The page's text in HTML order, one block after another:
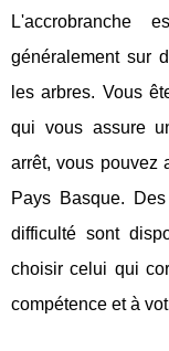
généralement sur
les arbres. Vous
qui vous assure
arrêt, vous pouvez
Pays Basque.
difficulté sont
choisir celui qui
compétence et à